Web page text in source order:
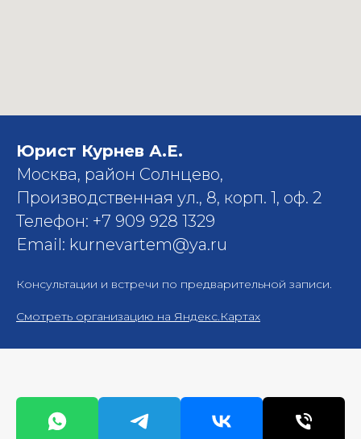
Юрист Курнев А.Е.
Москва, район Солнцево,
Производственная ул., 8, корп. 1, оф. 2
Телефон: +7 909 928 1329
Email: kurnevartem@ya.ru
Консультации и встречи по предварительной записи.
Смотреть организацию на Яндекс.Картах